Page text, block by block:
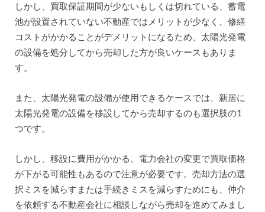
しかし、買取保証期間が少ないもしくは切れている、蓄電
池が設置されていない不動産ではメリットが少なく、修繕
コストがかかることがデメリットになるため、太陽光発電
の設備を処分してから売却した方が良いケースもありま
す。
また、太陽光発電の設備が使用できるケースでは、新居に
太陽光発電の設備を移設してから売却するのも選択肢の1
つです。
しかし、移設に費用がかかる、電力会社の変更で買取価格
が下がる可能性もあるので注意が必要です。売却方法の選
択ミスを減らすまたは手続きミスを減らすためにも、仲介
を依頼する不動産会社に相談しながら売却を進めてみまし